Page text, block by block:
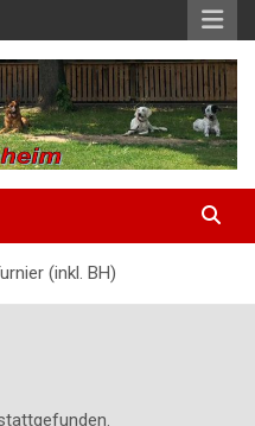
(inkl. BH)